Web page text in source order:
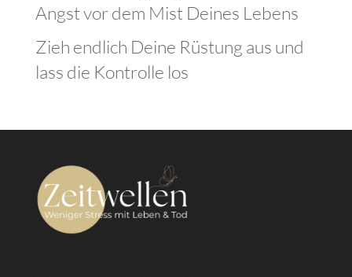
Angst vor dem Mist Deines Lebens
Zieh endlich Deine Rüstung aus und
lass die Kontrolle los